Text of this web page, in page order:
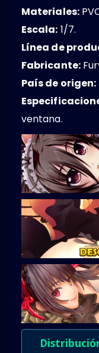
Materiales:
Escala: 1/7.
Línea de
Fabricante:
País de origen:
ventana.